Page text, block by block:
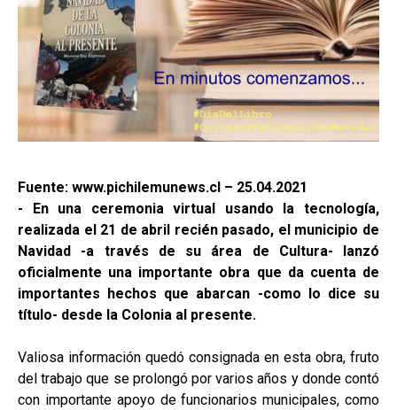
Fuente: www.pichilemunews.cl – 25.04.2021
- En una ceremonia virtual usando la tecnología,
realizada el 21 de abril recién pasado, el municipio de
Navidad -a través de su área de Cultura- lanzó
oficialmente una importante obra que da cuenta de
importantes hechos que abarcan -como lo dice su
título- desde la Colonia al presente.
Valiosa información quedó consignada en esta obra, fruto
del trabajo que se prolongó por varios años y donde contó
con importante apoyo de funcionarios municipales, como